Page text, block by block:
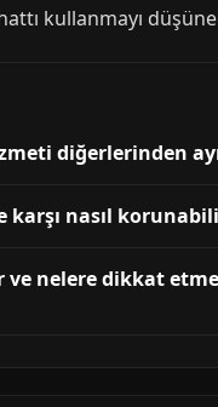
kullanmayı
diğerlerinden
karşı nasıl
ve nelere dikkat